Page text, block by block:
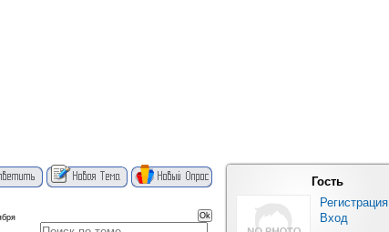
Гость
Регистрация
Вход